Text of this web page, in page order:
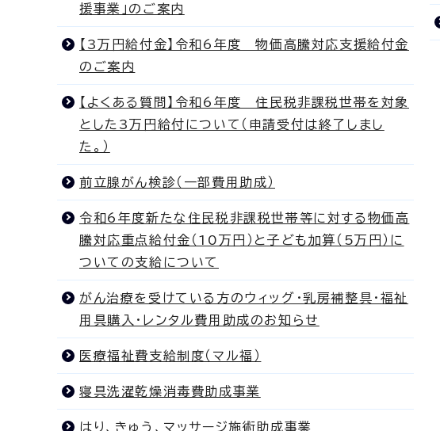
援事業」のご案内
【3万円給付金】令和6年度 物価高騰対応支援給付金
のご案内
【よくある質問】令和6年度 住民税非課税世帯を対象
とした3万円給付について（申請受付は終了しまし
た。）
前立腺がん検診（一部費用助成）
令和6年度新たな住民税非課税世帯等に対する物価高
騰対応重点給付金（10万円）と子ども加算（5万円）に
ついての支給について
がん治療を受けている方のウィッグ・乳房補整具・福祉
用具購入・レンタル費用助成のお知らせ
医療福祉費支給制度（マル福）
寝具洗濯乾燥消毒費助成事業
はり、きゅう、マッサージ施術助成事業